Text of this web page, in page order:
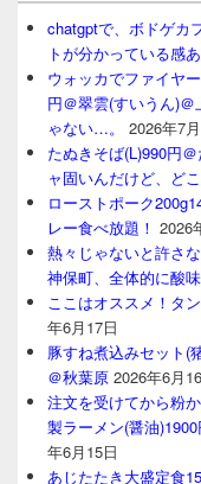
chatgptで、ボドゲカ
トが分かっている感あ
ウォッカでファイヤ
円＠翠雲(すいうん)
ゃない…。
2026年7
たぬきそば(L)990円
ャ固いんだけど、ど
ローストポーク
レー食べ放題！ 2026
熱々じゃないと許さ
神保町、全体的に酸味
ここはオススメ！タ
年6月17日
豚すね煮込みセット(
＠秋葉原 2026年6月
注文を受けてから粉
製ラーメン(醤油
年6月15日
あじたたき大盛定食